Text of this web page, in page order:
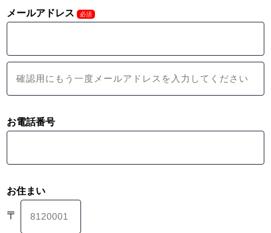
メールアドレス 必須
お電話番号
お住まい
〒